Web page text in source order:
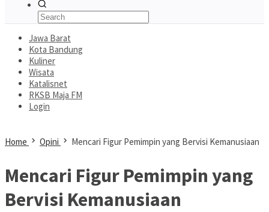
Jawa Barat
Kota Bandung
Kuliner
Wisata
Katalisnet
RKSB Maja FM
Login
Home Opini Mencari Figur Pemimpin yang Bervisi Kemanusiaan
Mencari Figur Pemimpin yang
Bervisi Kemanusiaan